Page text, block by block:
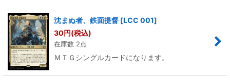
並び順:
絞り込む
沈まぬ者、鉄面提督 [LCC 001]
30円(税込)
在庫数 2点
ＭＴＧシングルカードになります。